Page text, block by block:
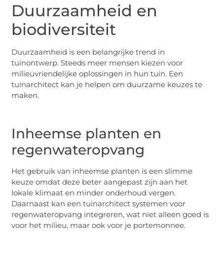
Duurzaamheid en
biodiversiteit
Duurzaamheid is een belangrijke trend in
tuinontwerp. Steeds meer mensen kiezen voor
milieuvriendelijke oplossingen in hun tuin. Een
tuinarchitect kan je helpen om duurzame keuzes te
maken.
Inheemse planten en
regenwateropvang
Het gebruik van inheemse planten is een slimme
keuze omdat deze beter aangepast zijn aan het
lokale klimaat en minder onderhoud vergen.
Daarnaast kan een tuinarchitect systemen voor
regenwateropvang integreren, wat niet alleen goed is
voor het milieu, maar ook voor je portemonnee.